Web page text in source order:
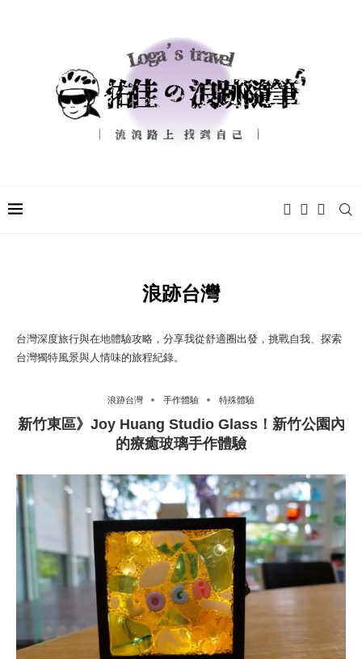
浪跡台灣
台灣深度旅行與在地體驗攻略，分享我從舒適圈出發，挑戰自我、探索
台灣獨特風景與人情味的旅程紀錄。
浪跡台灣 手作體驗 特殊體驗
新竹東區》Joy Huang Studio Glass！新竹公園內
的療癒玻璃手作體驗